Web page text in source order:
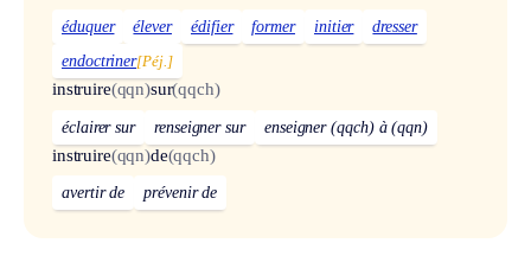
éduquer élever édifier former initier
dresser
endoctriner[Péj.]
instruire(qqn)sur(qqch)
éclairer sur renseigner sur enseigner (qqch) à (qqn)
instruire(qqn)de(qqch)
avertir de prévenir de